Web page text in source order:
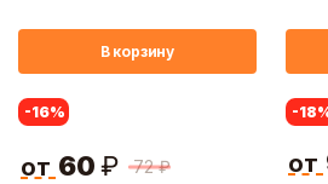
В корзину
-16%
72 ₽
от 60 ₽
-18
от